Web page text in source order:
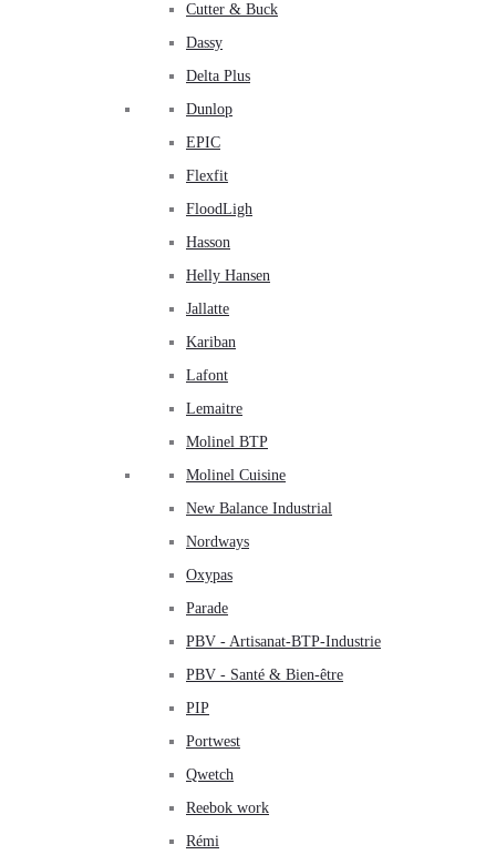
Cutter & Buck
Dassy
Delta Plus
Dunlop
EPIC
Flexfit
FloodLigh
Hasson
Helly Hansen
Jallatte
Kariban
Lafont
Lemaitre
Molinel BTP
Molinel Cuisine
New Balance Industrial
Nordways
Oxypas
Parade
PBV - Artisanat-BTP-Industrie
PBV - Santé & Bien-être
PIP
Portwest
Qwetch
Reebok work
Rémi